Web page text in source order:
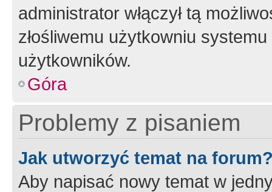
administrator włączył tą
złośliwemu użytkowniu
użytkowników.
Góra
Problemy z pisaniem
Jak utworzyć temat na
Aby napisać nowy temat w